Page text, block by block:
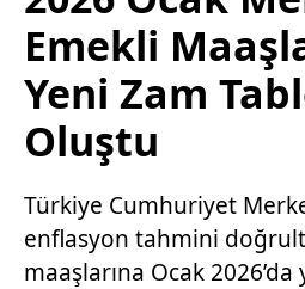
Emekli
Yeni Zam
Oluştu
Türkiye Cumhuriyet
enflasyon tahmini
maaşlarına Ocak